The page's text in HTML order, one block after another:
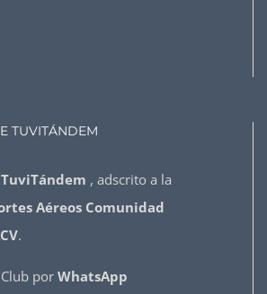
TUVITÁNDEM
, adscrito a la
Aéreos Comunidad
.
por WhatsApp